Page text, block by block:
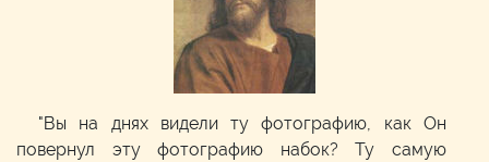
"Вы на днях видели ту фотографию, как Он
повернул эту фотографию набок? Ту самую